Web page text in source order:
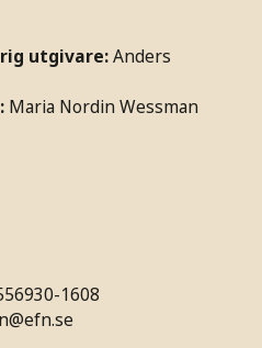
utgivare: Anders
Maria Nordin Wessman
1608